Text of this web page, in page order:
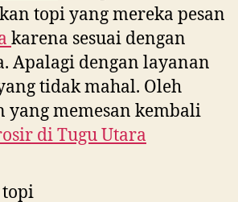
topi yang mereka pesan
karena sesuai dengan
Apalagi dengan layanan
tidak mahal. Oleh
yang memesan kembali
diTugu Utara